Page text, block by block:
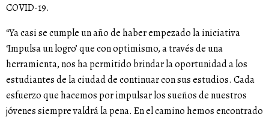
COVID-19.
“Ya casi se cumple un año de haber empezado la iniciativa
‘Impulsa un logro’ que con optimismo, a través de una
herramienta, nos ha permitido brindar la oportunidad a los
estudiantes de la ciudad de continuar con sus estudios. Cada
esfuerzo que hacemos por impulsar los sueños de nuestros
jóvenes siempre valdrá la pena. En el camino hemos encontrado